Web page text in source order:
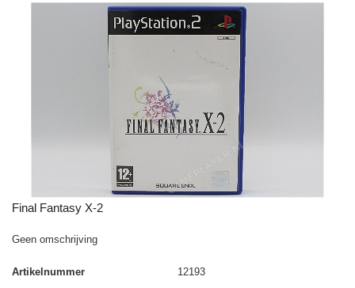
Final Fantasy X-2
Geen omschrijving
Artikelnummer
12193